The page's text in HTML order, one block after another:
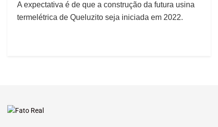
A expectativa é de que a construção da futura usina
termelétrica de Queluzito seja iniciada em 2022.